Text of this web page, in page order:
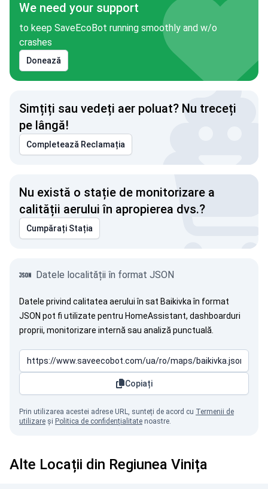
We need your support
to keep SaveEcoBot running smoothly and w/o
crashes
Donează
Simțiți sau vedeți aer poluat? Nu treceți
pe lângă!
Completează Reclamația
Nu există o stație de monitorizare a
calității aerului în apropierea dvs.?
Cumpărați Stația
Datele localității în format JSON
Datele privind calitatea aerului în sat Baikivka în format
JSON pot fi utilizate pentru HomeAssistant, dashboarduri
proprii, monitorizare internă sau analiză punctuală.
Copiați
Prin utilizarea acestei adrese URL, sunteți de acord cu Termenii de
utilizare și Politica de confidențialitate noastre.
Alte Locații din Regiunea Vinița